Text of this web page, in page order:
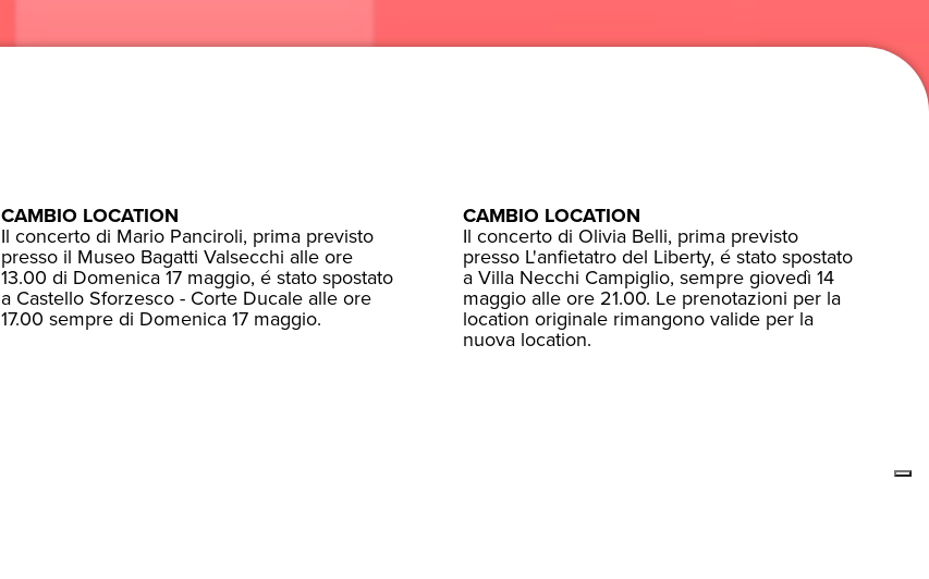
CAMBIO LOCATION
Il concerto di Mario Panciroli, prima previsto
presso il Museo Bagatti Valsecchi alle ore
13.00 di Domenica 17 maggio, é stato spostato
a Castello Sforzesco - Corte Ducale alle ore
17.00 sempre di Domenica 17 maggio.
CAMBIO LOCATION
Il concerto di Olivia Belli, prima previsto
presso L'anfietatro del Liberty, é stato spostato
a Villa Necchi Campiglio, sempre giovedì 14
maggio alle ore 21.00. Le prenotazioni per la
location originale rimangono valide per la
nuova location.